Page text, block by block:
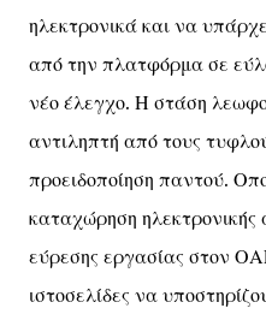
ηλεκτρονικά και να
από την πλατφόρμα σε
νέο έλεγχο. Η στάση
αντιληπτή από τους
προειδοποίηση παντού.
καταχώρηση ηλεκτρονικής
εύρεσης εργασίας στον
ιστοσελίδες να